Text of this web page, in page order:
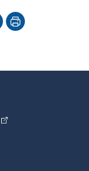
Imprimer
hyperlien